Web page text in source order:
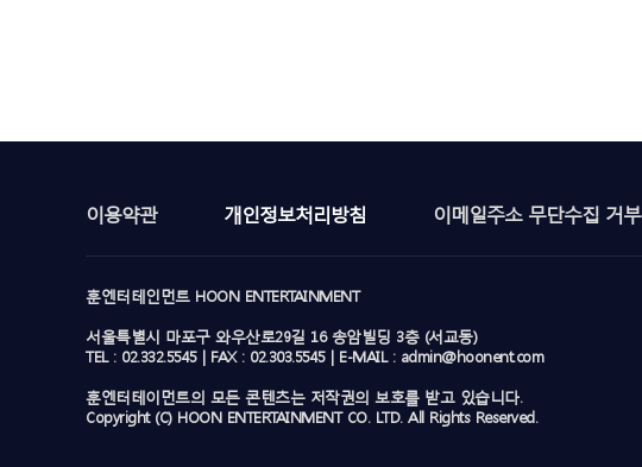
이용약관 개인정보처리방침 이메일주소 무단수집 거부
훈엔터테인먼트 HOON ENTERTAINMENT
서울특별시 마포구 와우산로29길 16 송암빌딩 3층 (서교동)
TEL : 02.332.5545 | FAX : 02.303.5545 | E-MAIL : admin@hoonent.com
훈엔터테이먼트의 모든 콘텐츠는 저작권의 보호를 받고 있습니다.
Copyright (C) HOON ENTERTAINMENT CO. LTD. All Rights Reserved.